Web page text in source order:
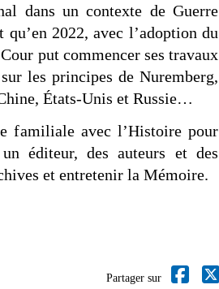
dans un contexte de Guerre
qu’en 2022, avec l’adoption du
put commencer ses travaux
les principes de Nuremberg,
États-Unis et Russie…
familiale avec l’Histoire pour
éditeur, des auteurs et des
et entretenir la Mémoire.
Partager sur